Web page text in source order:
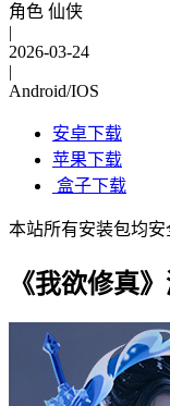
角色 仙侠
|
2026-03-24
|
Android/IOS
安卓下载
苹果下载
盒子下载
本站所有安装包均安
《我欲修真